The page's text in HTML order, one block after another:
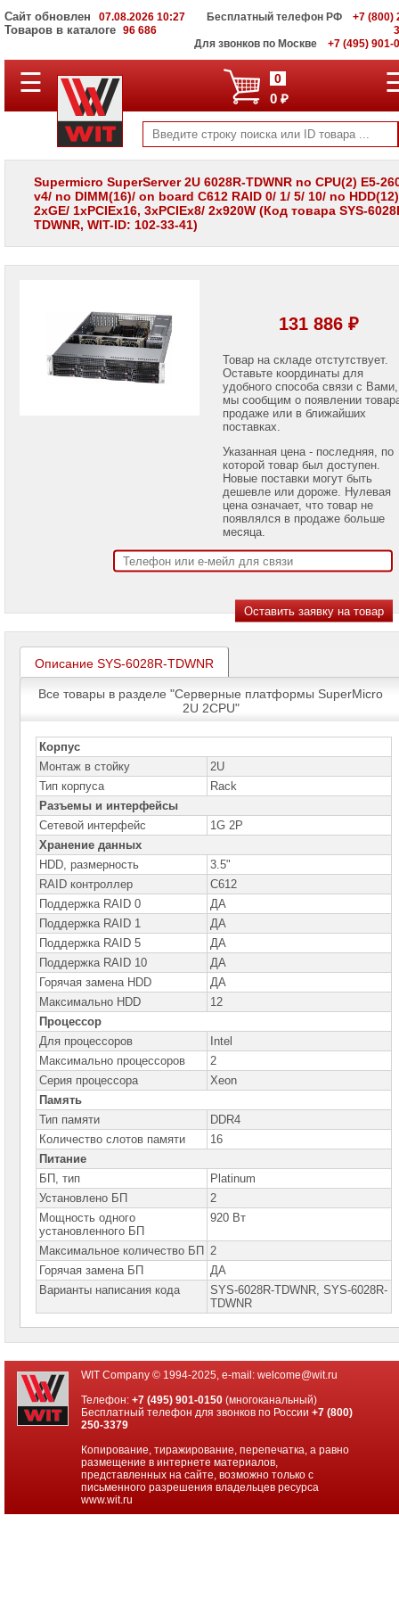
Сайт обновлен 07.08.2026 10:27
Товаров в каталоге 96 686
Бесплатный телефон РФ
+7 (800)
Для звонков по Москве
+7 (495) 901-
ПОЛНЫЙ
КАТАЛОГ
Корпоративные
серверы
WIT
Системы
хранения
данных
Проекторы
Принтеры
Name
сетевое
оборудование
Активное
сетевое
оборудование
СХД
системы
хранения
данных
Компоненты
компьютеров
Компоненты
серверов
Серверные
платформы
Серверные
платформы
MSI
Серверные
платформы
GOOXI
Серверные
платформы
ASUS
Серверные
платформы
GIGABYTE
Серверные
платформы
платформы
SuperMicro
Серверные
платформы
Серверные
платформы
☰ 0
0 ₽
Supermicro SuperServer 2U 6028R-TDWNR no CPU(2) E5-
v4/ no DIMM(16)/ on board C612 RAID 0/ 1/ 5/ 10/ no
2xGE/ 1xPCIEx16, 3xPCIEx8/ 2x920W (Код товара SYS-
TDWNR, WIT-ID: 102-33-41)
131 886 ₽
Товар на складе отстутствует.
Оставьте координаты для
удобного способа связи с Вами,
мы сообщим о появлении
продаже или в ближайших
поставках.
Указанная цена - последняя, по
которой товар был доступен.
Новые поставки могут быть
дешевле или дороже. Нулевая
цена означает, что товар не
появлялся в продаже больше
месяца.
Описание SYS-6028R-TDWNR
Все товары в разделе "Серверные платформы SuperMicro
2U 2CPU"
Корпус
Монтаж в стойку
2U
Тип корпуса
Rack
Разъемы и интерфейсы
Сетевой интерфейс
1G 2P
Хранение данных
HDD, размерность
3.5"
RAID контроллер
C612
Поддержка RAID 0
ДА
Поддержка RAID 1
ДА
Поддержка RAID 5
ДА
Поддержка RAID 10
ДА
Горячая замена HDD
ДА
Максимально HDD
12
Процессор
Для процессоров
Intel
Максимально процессоров
2
Серия процессора
Xeon
Память
Тип памяти
DDR4
Количество слотов памяти
16
Питание
БП, тип
Platinum
Установлено БП
2
Мощность одного
установленного БП
920 Вт
Максимальное количество БП 2
Горячая замена БП
ДА
Варианты написания кода
SYS-6028R-TDWNR, SYS-6028R-
TDWNR
WIT Company © 1994-2025, e-mail: welcome@wit.ru
Телефон:+7 (495) 901-0150 (многоканальный)
Бесплатный телефон для звонков по России+7 (800)
250-3379
Копирование, тиражирование, перепечатка, а равно
размещение в интернете материалов,
представленных на сайте, возможно только с
письменного разрешения владельцев ресурса
www.wit.ru